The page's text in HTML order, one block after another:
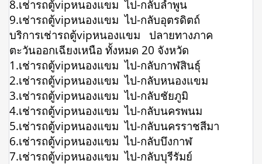
8.เช่ารถตู้vipหนองแขม ไป-กลับลำพูน
9.เช่ารถตู้vipหนองแขม ไป-กลับอุตรดิตถ์
บริการเช่ารถตู้vipหนองแขม ปลายทางภาค
ตะวันออกเฉียงเหนือ ทั้งหมด 20 จังหวัด
1.เช่ารถตู้vipหนองแขม ไป-กลับกาฬสินธุ์
2.เช่ารถตู้vipหนองแขม ไป-กลับหนองแขม
3.เช่ารถตู้vipหนองแขม ไป-กลับชัยภูมิ
4.เช่ารถตู้vipหนองแขม ไป-กลับนครพนม
5.เช่ารถตู้vipหนองแขม ไป-กลับนครราชสีมา
6.เช่ารถตู้vipหนองแขม ไป-กลับบึงกาฬ
7.เช่ารถตู้vipหนองแขม ไป-กลับบุรีรัมย์